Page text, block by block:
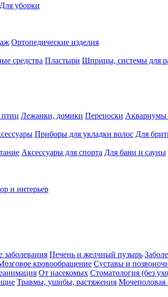
Для уборки
Ортопедические изделия
средства Пластыри Шприцы, системы для
Лежанки, домики Переноски Аквариумы
Приборы для укладки волос Для
Аксессуары для спорта Для бани и сауны
и интерьер
Печень и желчный пузырь
кровообращение Суставы и
От насекомых Стоматология (без
Травмы, ушибы, растяжения Мочеполовая